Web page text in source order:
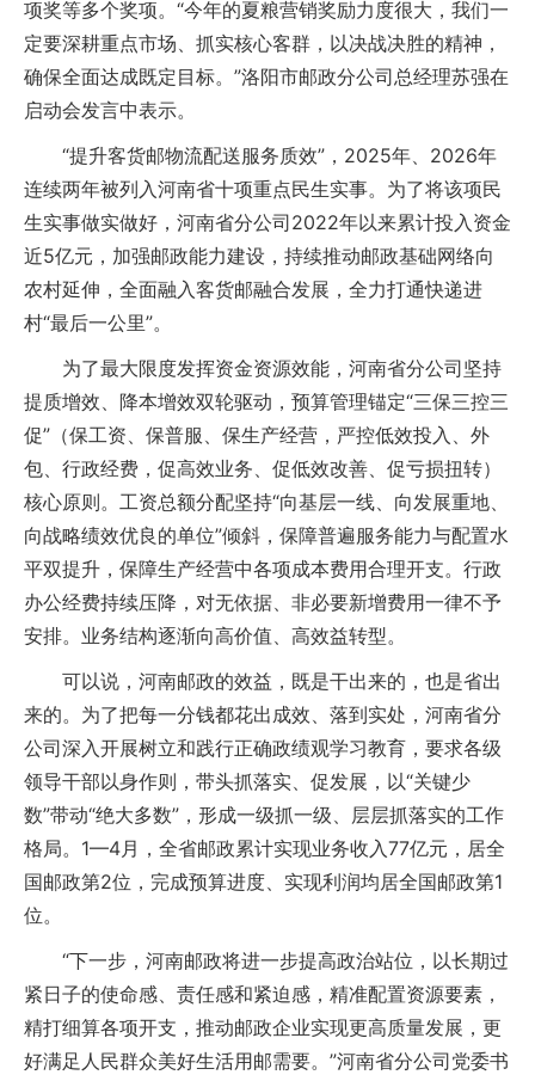
项奖等多个奖项。“今年的夏粮营销奖励力度很大，我们一
定要深耕重点市场、抓实核心客群，以决战决胜的精神，
确保全面达成既定目标。”洛阳市邮政分公司总经理苏强在
启动会发言中表示。
“提升客货邮物流配送服务质效”，2025年、2026年
连续两年被列入河南省十项重点民生实事。为了将该项民
生实事做实做好，河南省分公司2022年以来累计投入资金
近5亿元，加强邮政能力建设，持续推动邮政基础网络向
农村延伸，全面融入客货邮融合发展，全力打通快递进
村“最后一公里”。
为了最大限度发挥资金资源效能，河南省分公司坚持
提质增效、降本增效双轮驱动，预算管理锚定“三保三控三
促”（保工资、保普服、保生产经营，严控低效投入、外
包、行政经费，促高效业务、促低效改善、促亏损扭转）
核心原则。工资总额分配坚持“向基层一线、向发展重地、
向战略绩效优良的单位”倾斜，保障普遍服务能力与配置水
平双提升，保障生产经营中各项成本费用合理开支。行政
办公经费持续压降，对无依据、非必要新增费用一律不予
安排。业务结构逐渐向高价值、高效益转型。
可以说，河南邮政的效益，既是干出来的，也是省出
来的。为了把每一分钱都花出成效、落到实处，河南省分
公司深入开展树立和践行正确政绩观学习教育，要求各级
领导干部以身作则，带头抓落实、促发展，以“关键少
数”带动“绝大多数”，形成一级抓一级、层层抓落实的工作
格局。1—4月，全省邮政累计实现业务收入77亿元，居全
国邮政第2位，完成预算进度、实现利润均居全国邮政第1
位。
“下一步，河南邮政将进一步提高政治站位，以长期过
紧日子的使命感、责任感和紧迫感，精准配置资源要素，
精打细算各项开支，推动邮政企业实现更高质量发展，更
好满足人民群众美好生活用邮需要。”河南省分公司党委书